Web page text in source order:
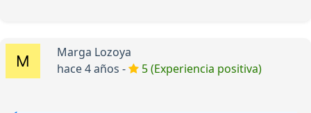
Marga Lozoya
hace 4 años -
5 (Experiencia positiva)